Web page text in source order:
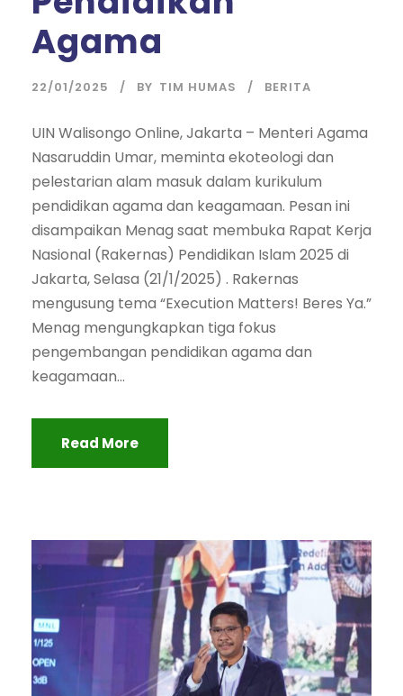
Agama
22/01/2025 BY TIM HUMAS BERITA
UIN Walisongo Online, Jakarta – Menteri Agama
Nasaruddin Umar, meminta ekoteologi dan
pelestarian alam masuk dalam kurikulum
pendidikan agama dan keagamaan. Pesan ini
disampaikan Menag saat membuka Rapat Kerja
Nasional (Rakernas) Pendidikan Islam 2025 di
Jakarta, Selasa (21/1/2025) . Rakernas
mengusung tema “Execution Matters! Beres Ya.”
Menag mengungkapkan tiga fokus
pengembangan pendidikan agama dan
keagamaan...
Read More